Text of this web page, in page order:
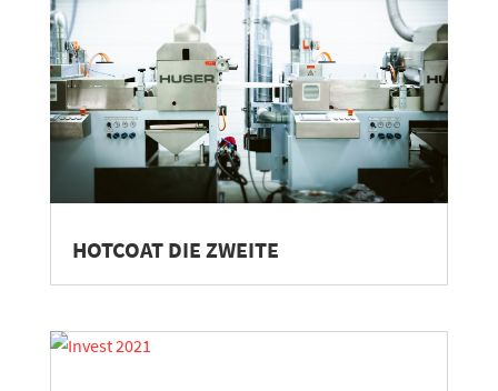
HOTCOAT DIE ZWEITE